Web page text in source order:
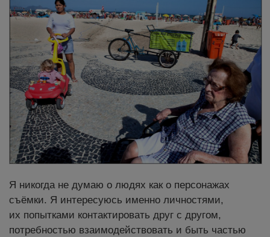
Я никогда не думаю о людях как о персонажах
съёмки. Я интересуюсь именно личностями,
их попытками контактировать друг с другом,
потребностью взаимодействовать и быть частью